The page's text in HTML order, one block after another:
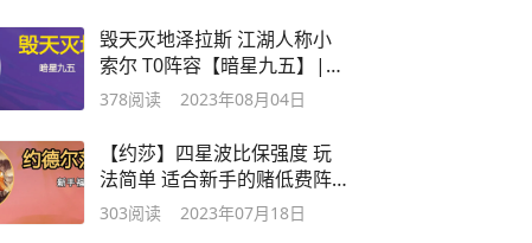
毁天灭地泽拉斯 江湖人称小
索尔 T0阵容【暗星九五】|激
战星海
378阅读 2023年08月04日
【约莎】四星波比保强度 玩
法简单 适合新手的赌低费阵
容
303阅读 2023年07月18日